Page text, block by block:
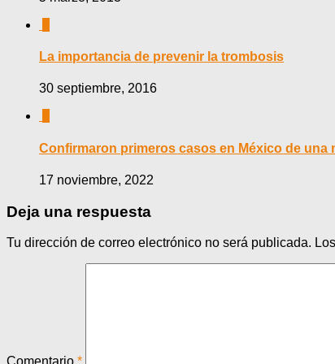
La importancia de prevenir la trombosis
30 septiembre, 2016
Confirmaron primeros casos en México de una
17 noviembre, 2022
Deja una respuesta
Tu dirección de correo electrónico no será publicada.